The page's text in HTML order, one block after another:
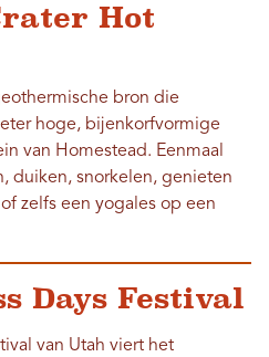
Hot
bron die
hoge, bijenkorfvormige
van Homestead. Eenmaal
duiken, snorkelen, genieten
zelfs een yogales op een
Days Festival
van Utah viert het